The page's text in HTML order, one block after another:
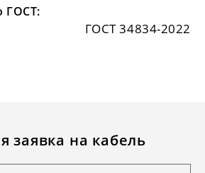
ГОСТ:
ГОСТ 34834-2022
заявка на кабель